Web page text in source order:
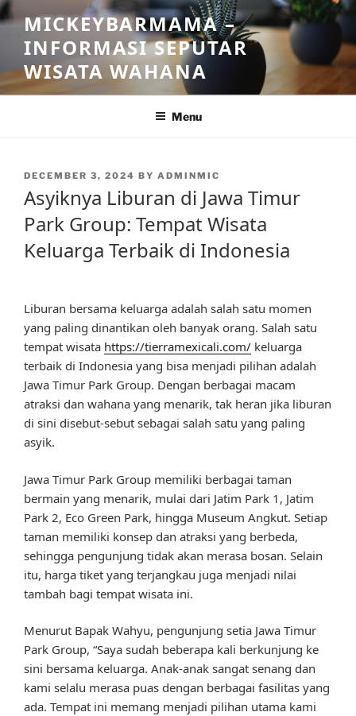
Skip
to
content
MICKEYBARMAMA –
INFORMASI SEPUTAR
WISATA WAHANA
Menu
POSTED
DECEMBER 3, 2024 BY ADMINMIC
Asyiknya Liburan di Jawa Timur
Park Group: Tempat Wisata
Keluarga Terbaik di Indonesia
Liburan bersama keluarga adalah salah satu momen
yang paling dinantikan oleh banyak orang. Salah satu
tempat wisata https://tierramexicali.com/ keluarga
terbaik di Indonesia yang bisa menjadi pilihan adalah
Jawa Timur Park Group. Dengan berbagai macam
atraksi dan wahana yang menarik, tak heran jika liburan
di sini disebut-sebut sebagai salah satu yang paling
asyik.
Jawa Timur Park Group memiliki berbagai taman
bermain yang menarik, mulai dari Jatim Park 1, Jatim
Park 2, Eco Green Park, hingga Museum Angkut. Setiap
taman memiliki konsep dan atraksi yang berbeda,
sehingga pengunjung tidak akan merasa bosan. Selain
itu, harga tiket yang terjangkau juga menjadi nilai
tambah bagi tempat wisata ini.
Menurut Bapak Wahyu, pengunjung setia Jawa Timur
Park Group, “Saya sudah beberapa kali berkunjung ke
sini bersama keluarga. Anak-anak sangat senang dan
kami selalu merasa puas dengan berbagai fasilitas yang
ada. Tempat ini memang menjadi pilihan utama kami